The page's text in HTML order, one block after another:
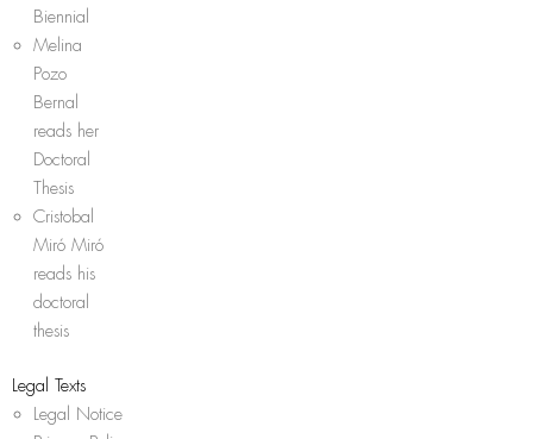
Biennial
Melina
Pozo
Bernal
reads her
Doctoral
Thesis
Cristobal
Miró Miró
reads his
doctoral
thesis
Legal Texts
Legal Notice